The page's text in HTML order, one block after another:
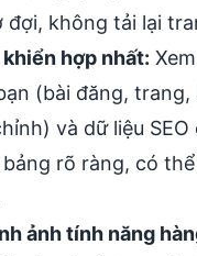
đợi, không tải lại
hợp nhất:
(bài đăng, trang,
và dữ liệu SEO
rõ ràng, có thể
ảnh tính năng